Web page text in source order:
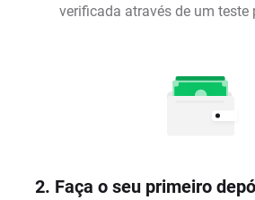
verificada através de um teste
2. Faça o seu primeiro